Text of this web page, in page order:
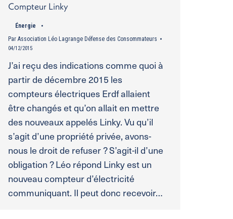
Compteur Linky
Énergie
Par Association Léo Lagrange Défense des Consommateurs
04/12/2015
J’ai reçu des indications comme quoi à
partir de décembre 2015 les
compteurs électriques Erdf allaient
être changés et qu’on allait en mettre
des nouveaux appelés Linky. Vu qu’il
s’agit d’une propriété privée, avons-
nous le droit de refuser ? S’agit-il d’une
obligation ? Léo répond Linky est un
nouveau compteur d’électricité
communiquant. Il peut donc recevoir…